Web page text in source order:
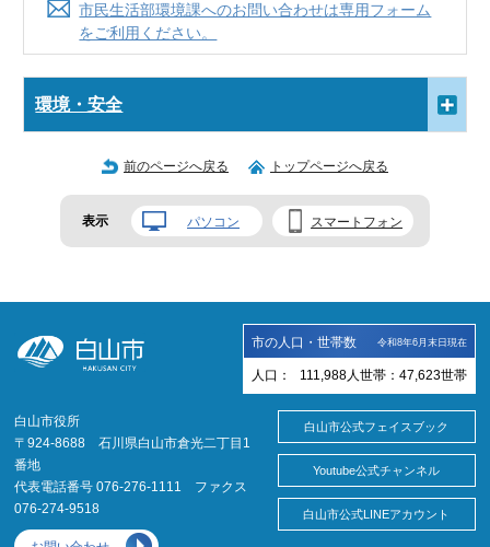
市民生活部環境課へのお問い合わせは専用フォーム
をご利用ください。
環境・安全
前のページへ戻る トップページへ戻る
表示 パソコン スマートフォン
市の人口・世帯数 令和8年6月末日現在
人口： 111,988 人 世帯： 47,623世帯
白山市役所
〒924-8688 石川県白山市倉光二丁目1
番地
代表電話番号 076-276-1111 ファクス
076-274-9518
白山市公式フェイスブック
Youtube公式チャンネル
白山市公式LINEアカウント